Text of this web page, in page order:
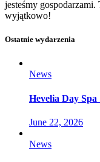
jesteśmy gospodarzami.
wyjątkowo!
Ostatnie wydarzenia
News
Hevelia Day
June 22, 2026
News